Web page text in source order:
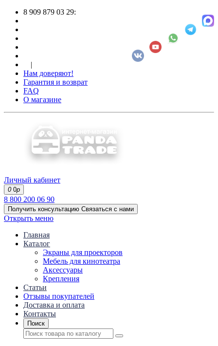
8 909 879 03 29:
|
Нам доверяют!
Гарантия и возврат
FAQ
О магазине
Личный кабинет
0 0р
8 800 200 06 90
Получить консультацию Связаться с нами
Открыть меню
Главная
Каталог
Экраны для проекторов
Mебель для кинотеатра
Аксессуары
Крепления
Статьи
Отзывы покупателей
Доставка и оплата
Контакты
Поиск